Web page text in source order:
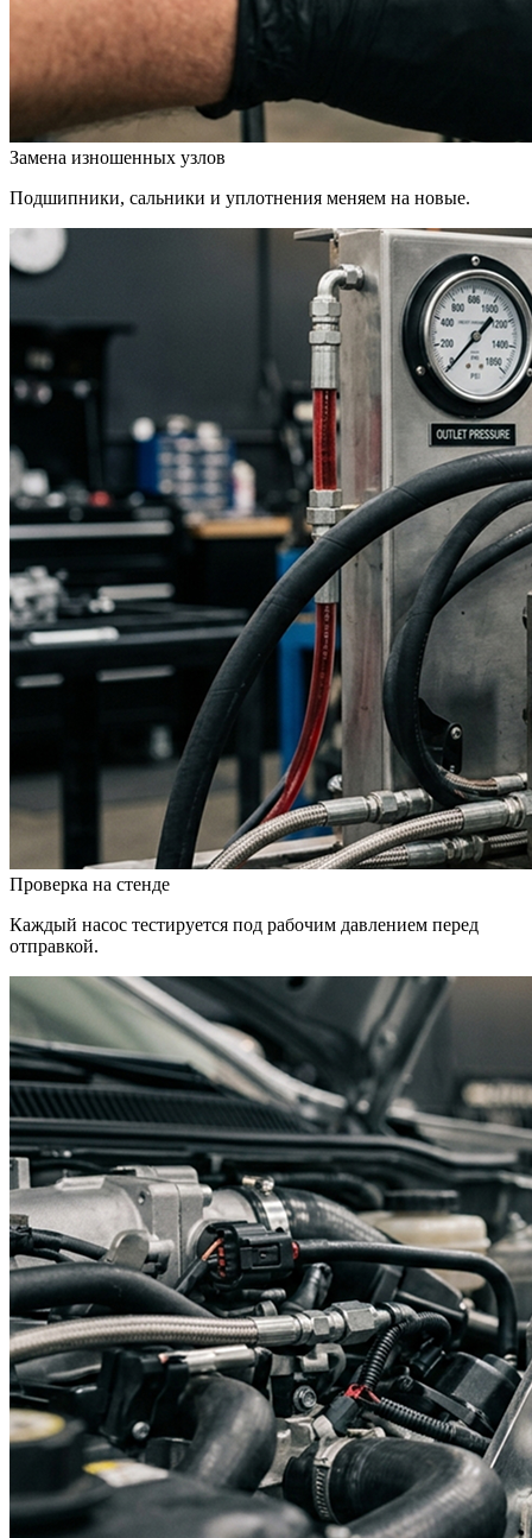
Замена изношенных узлов
Подшипники, сальники и уплотнения меняем на новые.
Проверка на стенде
Каждый насос тестируется под рабочим давлением перед
отправкой.